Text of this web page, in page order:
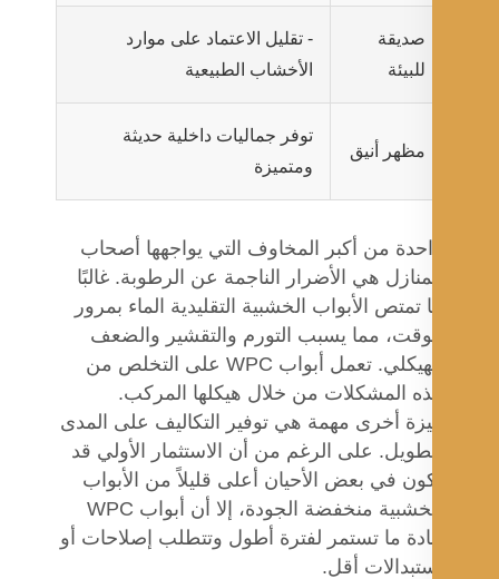
- تقليل الاعتماد على موارد
الأخشاب الطبيعية
مظهر أنيق
توفر جماليات داخلية حديثة
ومتميزة
من أكبر المخاوف التي يواجهها أصحاب
هي الأضرار الناجمة عن الرطوبة. غالبًا
تمتص الأبواب الخشبية التقليدية الماء بمرور
مما يسبب التورم والتقشير والضعف
الهيكلي. تعمل أبواب WPC على التخلص من
المشكلات من خلال هيكلها المركب.
أخرى مهمة هي توفير التكاليف على المدى
على الرغم من أن الاستثمار الأولي قد
في بعض الأحيان أعلى قليلاً من الأبواب
الخشبية منخفضة الجودة، إلا أن أبواب WPC
ما تستمر لفترة أطول وتتطلب إصلاحات أو
أقل.